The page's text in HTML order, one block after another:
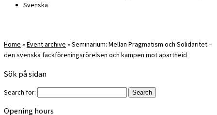
Svenska
Home » Event archive » Seminarium: Mellan Pragmatism och Solidaritet –
den svenska fackföreningsrörelsen och kampen mot apartheid
Sök på sidan
Search for:
Opening hours